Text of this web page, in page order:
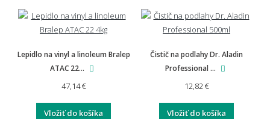
Lepidlo na vinyl a linoleum Bralep
ATAC 22...
47,14 €
Vložiť do košíka
Čistič na podlahy Dr. Aladin
Professional ...
12,82 €
Vložiť do košíka